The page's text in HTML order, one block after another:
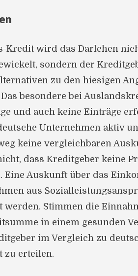
Kredit wird das Darlehen
sondern der
zu den hiesigen
besondere bei
und auch keine Einträge
Unternehmen aktiv
keine vergleichbaren
dass Kreditgeber keine
Eine Auskunft über das
aus
Stimmen die
in einem gesunden
im Vergleich zu
zu erteilen.